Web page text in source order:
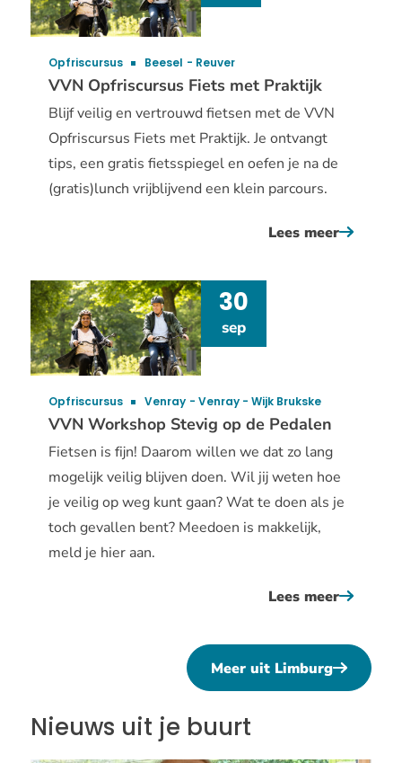
VVN Opfriscursus Fiets met Praktijk
Opfriscursus Beesel Reuver
Blijf veilig en vertrouwd fietsen met de VVN
Opfriscursus Fiets met Praktijk. Je ontvangt
tips, een gratis fietsspiegel en oefen je na de
(gratis)lunch vrijblijvend een klein parcours.
Lees meerover
VVN Workshop Stevig op de Pedalen
Opfriscursus Venray Venray - Wijk Brukske
Fietsen is fijn! Daarom willen we dat zo lang
mogelijk veilig blijven doen. Wil jij weten hoe
je veilig op weg kunt gaan? Wat te doen als je
toch gevallen bent? Meedoen is makkelijk,
meld je hier aan.
Lees meerover
stevig
op
30
sep
Meer uit Limburg
Nieuws uit je buurt